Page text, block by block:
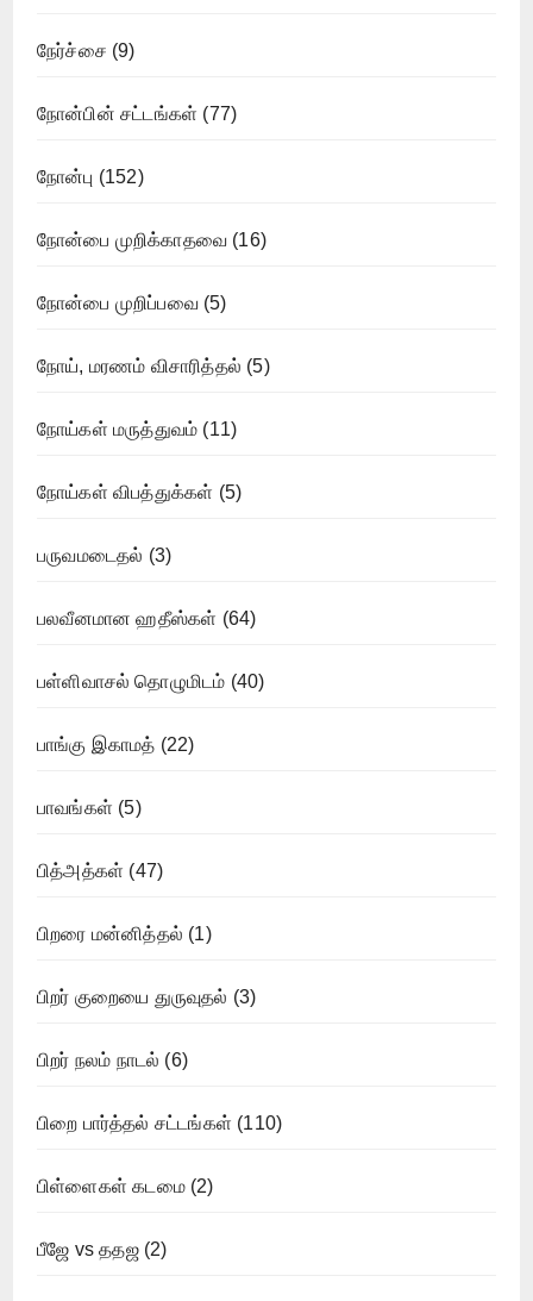
நேர்ச்சை (9)
நோன்பின் சட்டங்கள் (77)
நோன்பு (152)
நோன்பை முறிக்காதவை (16)
நோன்பை முறிப்பவை(5)
நோய், மரணம் விசாரித்தல் (5)
நோய்கள் மருத்துவம் (11)
நோய்கள் விபத்துக்கள் (5)
பருவமடைதல் (3)
பலவீனமான ஹதீஸ்கள் (64)
பள்ளிவாசல் தொழுமிடம் (40)
பாங்கு இகாமத் (22)
பாவங்கள் (5)
பித்அத்கள் (47)
பிறரை மன்னித்தல் (1)
பிறர் குறையை துருவுதல் (3)
பிறர் நலம் நாடல் (6)
பிறை பார்த்தல் சட்டங்கள் (110)
பிள்ளைகள் கடமை(2)
பீஜே vs ததஜ(2)